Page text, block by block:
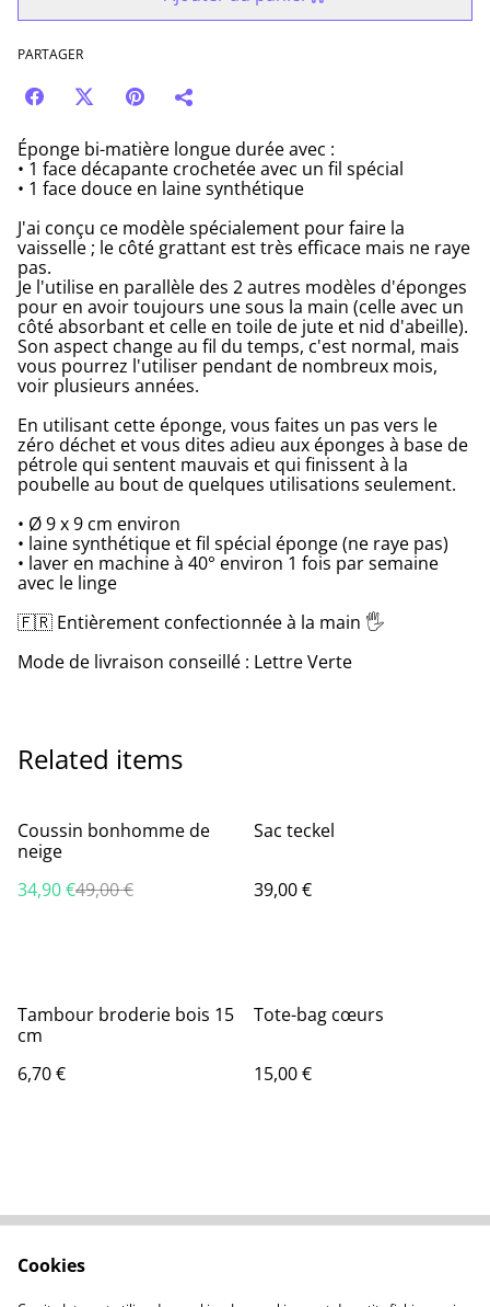
PARTAGER
Éponge bi-matière longue durée avec :
• 1 face décapante crochetée avec un fil spécial
• 1 face douce en laine synthétique
J'ai conçu ce modèle spécialement pour faire la
vaisselle ; le côté grattant est très efficace mais ne raye
pas.
Je l'utilise en parallèle des 2 autres modèles d'éponges
pour en avoir toujours une sous la main (celle avec un
côté absorbant et celle en toile de jute et nid d'abeille).
Son aspect change au fil du temps, c'est normal, mais
vous pourrez l'utiliser pendant de nombreux mois,
voir plusieurs années.
En utilisant cette éponge, vous faites un pas vers le
zéro déchet et vous dites adieu aux éponges à base de
pétrole qui sentent mauvais et qui finissent à la
poubelle au bout de quelques utilisations seulement.
• Ø 9 x 9 cm environ
• laine synthétique et fil spécial éponge (ne raye pas)
• laver en machine à 40° environ 1 fois par semaine
avec le linge
🇫🇷 Entièrement confectionnée à la main 🖐
Mode de livraison conseillé : Lettre Verte
Related items
%
Coussin bonhomme de
neige
34,90 €49,00 €
Sac teckel
39,00 €
Tambour broderie bois 15
cm
6,70 €
Tote-bag cœurs
15,00 €
Politique de
À propos des cookies
Cookies